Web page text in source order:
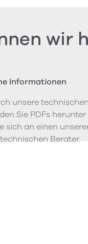
wir
Informationen
unsere technischen
Sie PDFs herunter
sich an einen
Berater.